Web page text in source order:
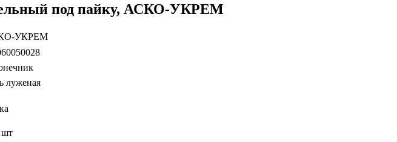
под пайку, АСКО-УКРЕМ
УКРЕМ
луженая
шт